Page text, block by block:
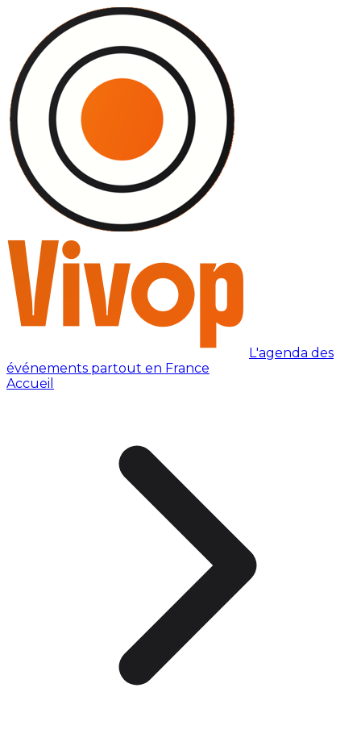
L'agenda des
événements partout en France
Accueil